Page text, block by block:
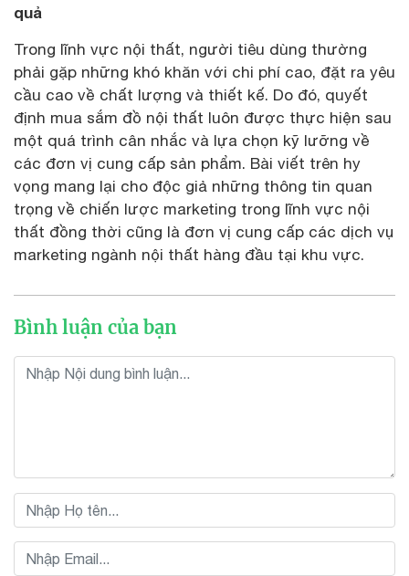
quả
Trong lĩnh vực nội thất, người tiêu dùng thường
phải gặp những khó khăn với chi phí cao, đặt ra yêu
cầu cao về chất lượng và thiết kế. Do đó, quyết
định mua sắm đồ nội thất luôn được thực hiện sau
một quá trình cân nhắc và lựa chọn kỹ lưỡng về
các đơn vị cung cấp sản phẩm. Bài viết trên hy
vọng mang lại cho độc giả những thông tin quan
trọng về chiến lược marketing trong lĩnh vực nội
thất đồng thời cũng là đơn vị cung cấp các dịch vụ
marketing ngành nội thất hàng đầu tại khu vực.
Bình luận của bạn